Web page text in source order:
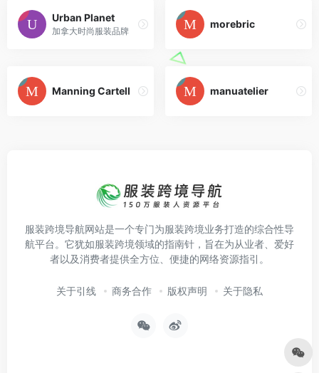
Urban Planet
加拿大时尚服装品牌
morebric
Manning Cartell manuatelier
服装跨境导航网站是一个专门为服装跨境业务打造的综合性导
航平台。它犹如服装跨境领域的指南针，旨在为从业者、爱好
者以及消费者提供全方位、便捷的网络资源指引。
关于引线 商务合作 版权声明 关于隐私